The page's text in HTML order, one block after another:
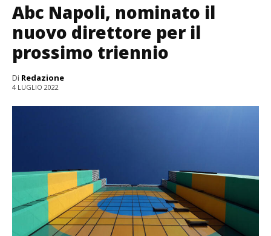
Abc Napoli, nominato il
nuovo direttore per il
prossimo triennio
Di Redazione
4 LUGLIO 2022